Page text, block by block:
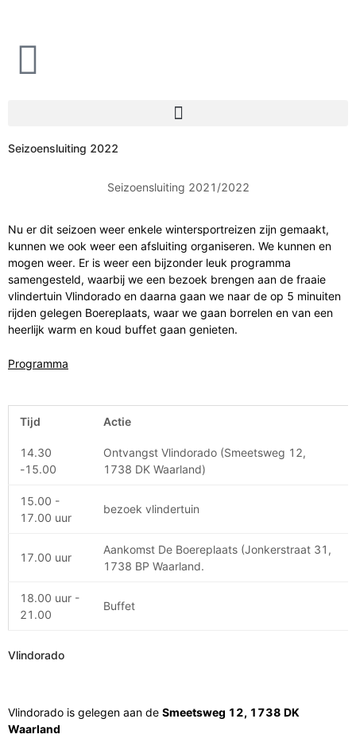
Seizoensluiting 2022
Seizoensluiting 2021/2022
Nu er dit seizoen weer enkele wintersportreizen zijn gemaakt,
kunnen we ook weer een afsluiting organiseren. We kunnen en
mogen weer. Er is weer een bijzonder leuk programma
samengesteld, waarbij we een bezoek brengen aan de fraaie
vlindertuin Vlindorado en daarna gaan we naar de op 5 minuiten
rijden gelegen Boereplaats, waar we gaan borrelen en van een
heerlijk warm en koud buffet gaan genieten.
Programma
Tijd Actie
14.30
-15.00
Ontvangst Vlindorado (Smeetsweg 12,
1738 DK Waarland)
15.00 -
17.00 uur
bezoek vlindertuin
17.00 uur
Aankomst De Boereplaats (Jonkerstraat 31,
1738 BP Waarland.
18.00 uur -
21.00
Buffet
Vlindorado
Vlindorado is gelegen aan de Smeetsweg 12, 1738 DK
Waarland